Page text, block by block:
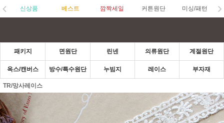
신상품 베스트 깜짝세일 커튼원단 미싱/패턴
패키지 면원단 린넨 의류원단 계절원단
옥스/캔버스 방수/특수원단 누빔지 레이스 부자재
TR/망사레이스